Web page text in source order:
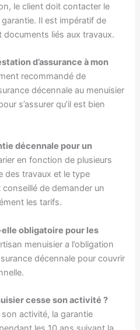
le client doit contacter le
Il est impératif de
liés aux travaux.
d’assurance à mon
recommandé de
décennale au menuisier
s’assurer qu’il est bien
décennale pour un
en fonction de plusieurs
des travaux et le type
conseillé de demander un
les tarifs.
obligatoire pour les
menuisier a l’obligation
décennale pour couvrir
cesse son activité ?
activité, la garantie